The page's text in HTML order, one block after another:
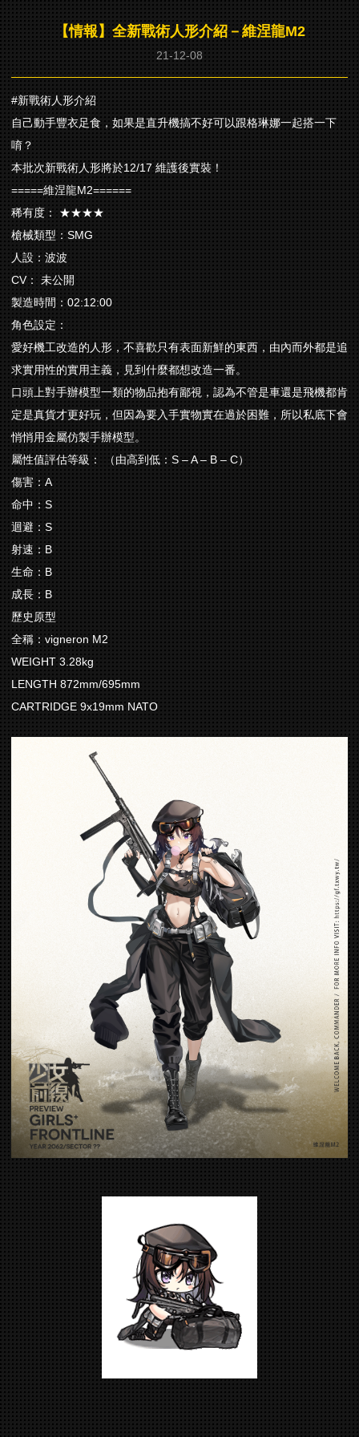
【情報】全新戰術人形介紹－維涅龍M2
21-12-08
#新戰術人形介紹
自己動手豐衣足食，如果是直升機搞不好可以跟格琳娜一起搭一下
唷？
本批次新戰術人形將於12/17 維護後實裝！
=====維涅龍M2======
稀有度： ★★★★
槍械類型：SMG
人設：波波
CV： 未公開
製造時間：02:12:00
角色設定：
愛好機工改造的人形，不喜歡只有表面新鮮的東西，由內而外都是追
求實用性的實用主義，見到什麼都想改造一番。
口頭上對手辦模型一類的物品抱有鄙視，認為不管是車還是飛機都肯
定是真貨才更好玩，但因為要入手實物實在過於困難，所以私底下會
悄悄用金屬仿製手辦模型。
屬性值評估等級： （由高到低：S – A – B – C）
傷害：A
命中：S
迴避：S
射速：B
生命：B
成長：B
歷史原型
全稱：vigneron M2
WEIGHT 3.28kg
LENGTH 872mm/695mm
CARTRIDGE 9x19mm NATO